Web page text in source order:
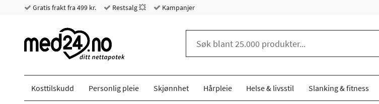
Gratis frakt fra 499 kr. Restsalg 💥 Kampanjer
Kosttilskudd Personlig pleie Skjønnhet Hårpleie Helse & livsstil Slanking & fitness